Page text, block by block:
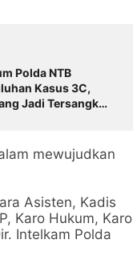
Polda NTB
Kasus 3C,
Jadi Tersangka
mewujudkan
Asisten, Kadis
Karo Hukum, Karo
Intelkam Polda